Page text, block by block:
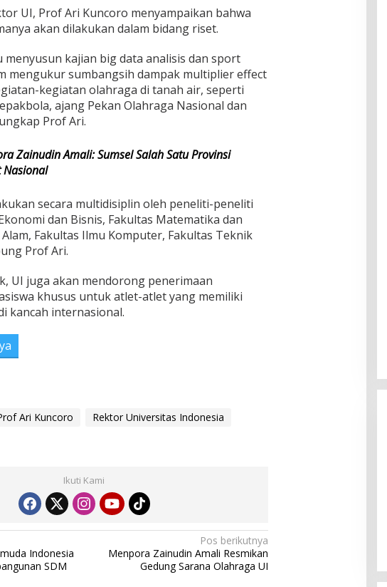
UI, Prof Ari Kuncoro menyampaikan bahwa
akan dilakukan dalam bidang riset.
menyusun kajian big data analisis dan sport
mengukur sumbangsih dampak multiplier effect
kegiatan olahraga di tanah air, seperti
ajang Pekan Olahraga Nasional dan
Prof Ari.
Zainudin Amali: Sumsel Salah Satu Provinsi
Nasional
secara multidisiplin oleh peneliti-peneliti
dan Bisnis, Fakultas Matematika dan
Fakultas Ilmu Komputer, Fakultas Teknik
Prof Ari.
UI juga akan mendorong penerimaan
khusus untuk atlet-atlet yang memiliki
kancah internasional.
Ari Kuncoro
Rektor Universitas Indonesia
Ikuti Kami
Indonesia
SDM
Pos berikutnya
Menpora Zainudin Amali Resmikan
Gedung Sarana Olahraga UI
Sudarso
Di Berita, Politik | November 3, 2025